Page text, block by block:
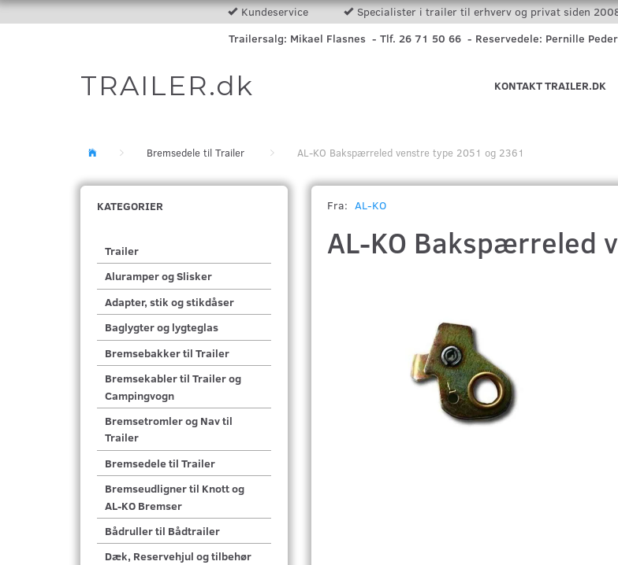
Kundeservice Specialister i trailer til erhverv og privat siden
Trailersalg: Mikael Flasnes - Tlf. 26 71 50 66 - Reservedele: Pernille
TRAILER.dk KONTAKT TRAILER.DK
Bremsedele til Trailer AL-KO Bakspærreled venstre type 2051 og 2361
KATEGORIER
Trailer
Aluramper og Slisker
Adapter, stik og stikdåser
Baglygter og lygteglas
Bremsebakker til Trailer
Bremsekabler til Trailer og
Campingvogn
Bremsetromler og Nav til
Trailer
Bremsedele til Trailer
Bremseudligner til Knott og
AL-KO Bremser
Bådruller til Bådtrailer
Dæk, Reservehjul og tilbehør
Fra: AL-KO
AL-KO Bakspærreled